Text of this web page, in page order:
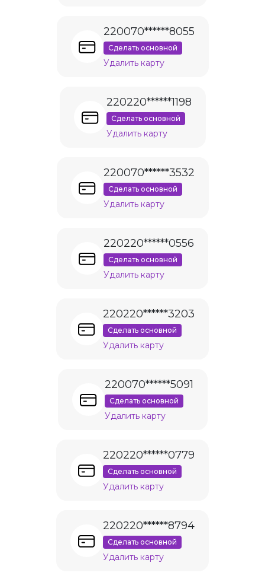
220070******8055
Сделать основной
Удалить карту
220220******1198
Сделать основной
Удалить карту
220070******3532
Сделать основной
Удалить карту
220220******0556
Сделать основной
Удалить карту
220220******3203
Сделать основной
Удалить карту
220070******5091
Сделать основной
Удалить карту
220220******0779
Сделать основной
Удалить карту
220220******8794
Сделать основной
Удалить карту